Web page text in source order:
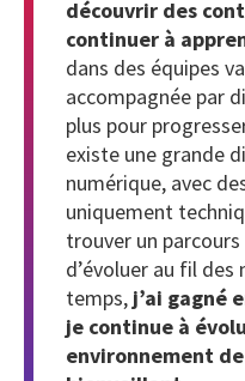
découvrir des
continuer à
dans des équipes
accompagnée par
plus pour
existe une grande
numérique, avec
uniquement
trouver un
d’évoluer au fil des
temps, j’ai gagné
je continue à
environnement